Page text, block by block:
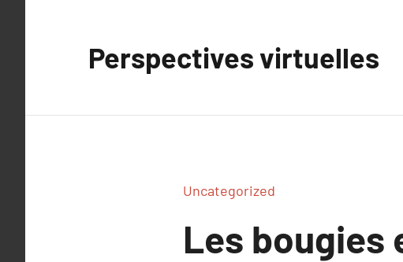
Perspectives virtuelles
Uncategorized
Les bougies